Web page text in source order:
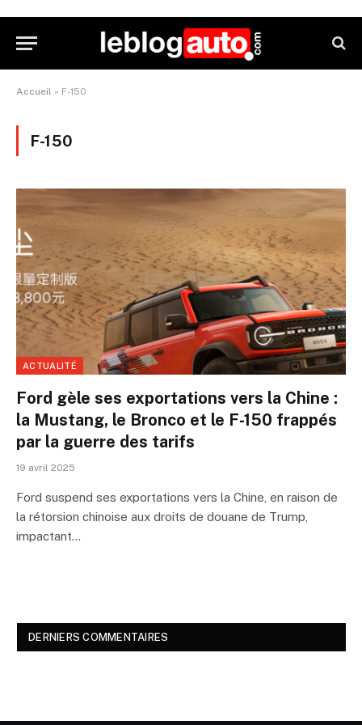
Accueil » F-150
F-150
ACTUALITÉ
Ford gèle ses exportations vers la Chine :
la Mustang, le Bronco et le F-150 frappés
par la guerre des tarifs
19 avril 2025
Ford suspend ses exportations vers la Chine, en raison de
la rétorsion chinoise aux droits de douane de Trump,
impactant…
DERNIERS COMMENTAIRES